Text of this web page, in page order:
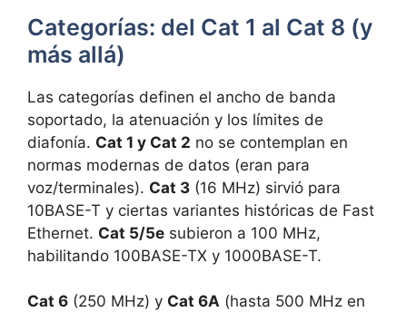
Categorías: del Cat 1 al Cat 8 (y
más allá)
Las categorías definen el ancho de banda
soportado, la atenuación y los límites de
diafonía. Cat 1 y Cat 2 no se contemplan en
normas modernas de datos (eran para
voz/terminales). Cat 3 (16 MHz) sirvió para
10BASE-T y ciertas variantes históricas de Fast
Ethernet. Cat 5/5e subieron a 100 MHz,
habilitando 100BASE-TX y 1000BASE-T.
Cat 6 (250 MHz) y Cat 6A (hasta 500 MHz en